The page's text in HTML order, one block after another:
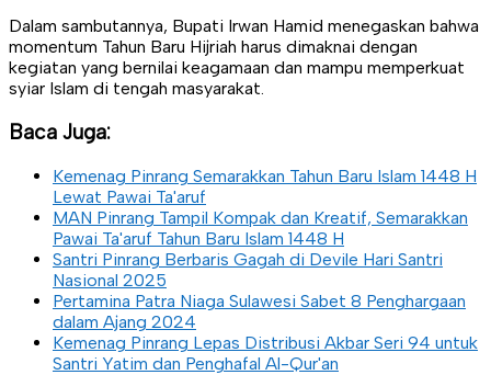
Dalam sambutannya, Bupati Irwan Hamid menegaskan bahwa
momentum Tahun Baru Hijriah harus dimaknai dengan
kegiatan yang bernilai keagamaan dan mampu memperkuat
syiar Islam di tengah masyarakat.
Baca Juga:
Kemenag Pinrang Semarakkan Tahun Baru Islam 1448 H
Lewat Pawai Ta'aruf
MAN Pinrang Tampil Kompak dan Kreatif, Semarakkan
Pawai Ta'aruf Tahun Baru Islam 1448 H
Santri Pinrang Berbaris Gagah di Devile Hari Santri
Nasional 2025
Pertamina Patra Niaga Sulawesi Sabet 8 Penghargaan
dalam Ajang 2024
Kemenag Pinrang Lepas Distribusi Akbar Seri 94 untuk
Santri Yatim dan Penghafal Al-Qur'an